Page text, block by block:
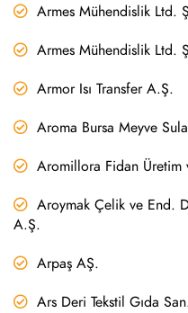
Armes Mühendislik Ltd.
Armes Mühendislik Ltd.
Armor Isı Transfer A.Ş.
Aroma Bursa Meyve
Aromillora Fidan Üretim
Aroymak Çelik ve End.
A.Ş.
Arpaş AŞ.
Ars Deri Tekstil Gıda